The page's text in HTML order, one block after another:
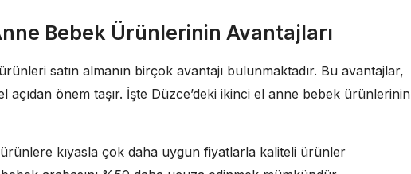
Bebek Ürünlerinin Avantajları
satın almanın birçok avantajı bulunmaktadır. Bu avantajlar,
açıdan önem taşır. İşte Düzce’deki ikinci el anne bebek ürünlerinin
kıyasla çok daha uygun fiyatlarla kaliteli ürünler